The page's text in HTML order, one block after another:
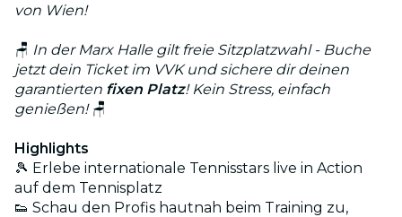
von Wien!
🪑 In der Marx Halle gilt freie Sitzplatzwahl - Buche
jetzt dein Ticket im VVK und sichere dir deinen
garantierten fixen Platz! Kein Stress, einfach
genießen! 🪑
Highlights
🎾 Erlebe internationale Tennisstars live in Action
auf dem Tennisplatz
👟 Schau den Profis hautnah beim Training zu,